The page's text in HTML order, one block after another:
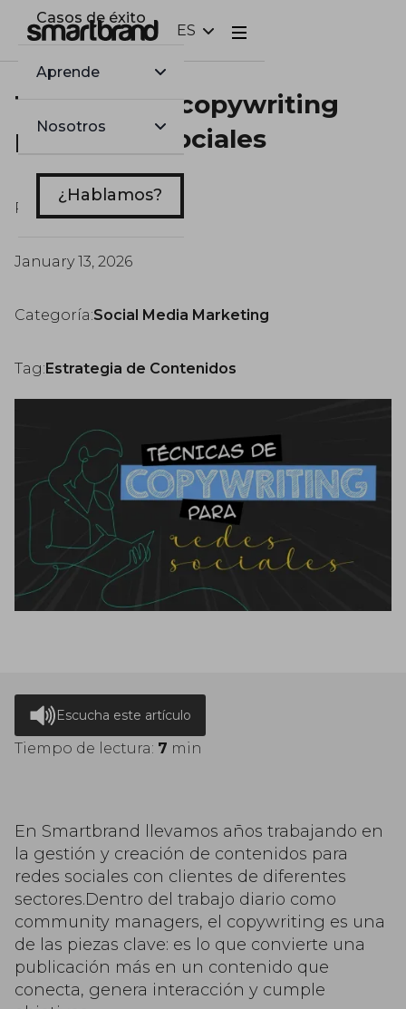
Casos de éxito
Aprende
Nosotros
¿Hablamos?
ES
Técnicas de copywriting
para redes sociales
Por Marc Tortosa
January 13, 2026
Categoría:Social Media Marketing
Tag:Estrategia de Contenidos
Escucha este artículo
Tiempo de lectura: 7 min
En Smartbrand llevamos años trabajando en
la gestión y creación de contenidos para
redes sociales con clientes de diferentes
sectores.Dentro del trabajo diario como
community managers, el copywriting es una
de las piezas clave: es lo que convierte una
publicación más en un contenido que
conecta, genera interacción y cumple